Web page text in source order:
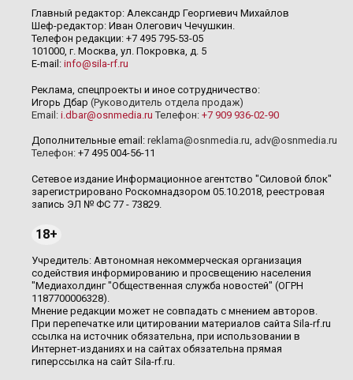
Главный редактор: Александр Георгиевич Михайлов
Шеф-редактор: Иван Олегович Чечушкин.
Телефон редакции: +7 495 795-53-05
101000, г. Москва, ул. Покровка, д. 5
E-mail: info@sila-rf.ru
Реклама, спецпроекты и иное сотрудничество:
Игорь Дбар (Руководитель отдела продаж)
Email: i.dbar@osnmedia.ru Телефон: +7 909 936-02-90
Дополнительные email: reklama@osnmedia.ru, adv@osnmedia.ru
Телефон: +7 495 004-56-11
Сетевое издание Информационное агентство "Силовой блок"
зарегистрировано Роскомнадзором 05.10.2018, реестровая
запись ЭЛ № ФС 77 - 73829.
18+
Учредитель: Автономная некоммерческая организация
содействия информированию и просвещению населения
"Медиахолдинг "Общественная служба новостей" (ОГРН
1187700006328).
Мнение редакции может не совпадать с мнением авторов.
При перепечатке или цитировании материалов сайта Sila-rf.ru
ссылка на источник обязательна, при использовании в
Интернет-изданиях и на сайтах обязательна прямая
гиперссылка на сайт Sila-rf.ru.